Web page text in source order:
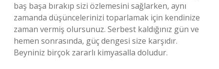
baş başa bırakıp sizi özlemesini sağlarken, aynı
zamanda düşüncelerinizi toparlamak için kendinize
zaman vermiş olursunuz. Serbest kaldığınız gün ve
hemen sonrasında, güç dengesi size karşıdır.
Beyniniz birçok zararlı kimyasalla doludur.